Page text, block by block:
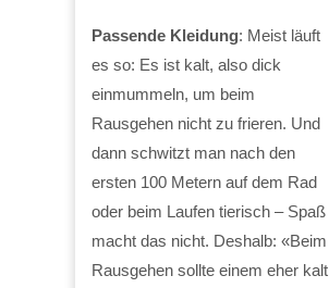
Passende Kleidung: Meist läuft
es so: Es ist kalt, also dick
einmummeln, um beim
Rausgehen nicht zu frieren. Und
dann schwitzt man nach den
ersten 100 Metern auf dem Rad
oder beim Laufen tierisch – Spaß
macht das nicht. Deshalb: «Beim
Rausgehen sollte einem eher kalt